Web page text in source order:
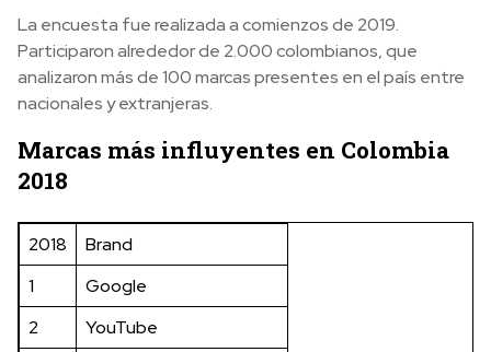
La encuesta fue realizada a comienzos de 2019.
Participaron alrededor de 2.000 colombianos, que
analizaron más de 100 marcas presentes en el país entre
nacionales y extranjeras.
Marcas más influyentes en Colombia
2018
2018
Brand
1
Google
2
YouTube